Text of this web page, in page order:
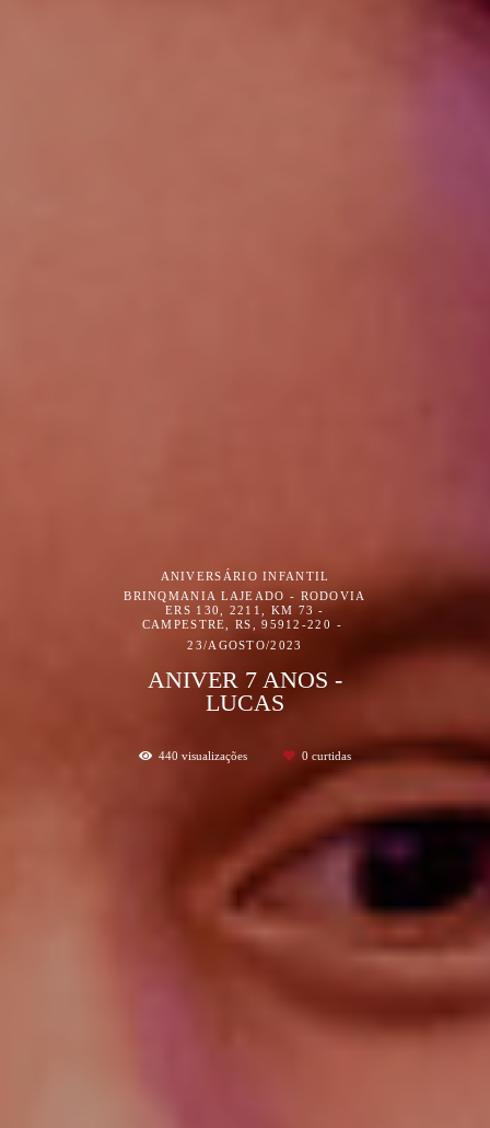
ANIVERSÁRIO INFANTIL
BRINQMANIA LAJEADO - RODOVIA
ERS 130, 2211, KM 73 -
CAMPESTRE, RS, 95912-220
23/AGOSTO/2023
ANIVER 7 ANOS -
LUCAS
440 visualizações 0 curtidas